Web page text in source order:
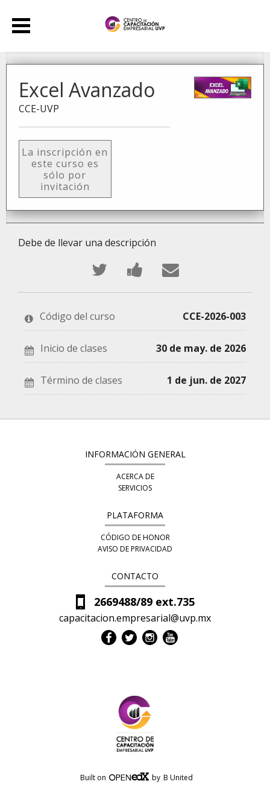
Excel Avanzado
CCE-UVP
La inscripción en
este curso es
sólo por
invitación
Debe de llevar una descripción
Publica
en
Twitter
que
has
inscrito
curso
Comparte
un
mensaje
en
Facebook,
para
decir
haz
inscrito
en
este
curso
Envía
un
correo
a
tus
amigos
indicando
has
Código del curso CCE-2026-003
Inicio de clases 30 de may. de 2026
Término de clases 1 de jun. de 2027
Built on by B United
INFORMACIÓN GENERAL
ACERCA DE
SERVICIOS
PLATAFORMA
CÓDIGO DE HONOR
AVISO DE PRIVACIDAD
CONTACTO
2669488/89 ext.735
capacitacion.empresarial@uvp.mx